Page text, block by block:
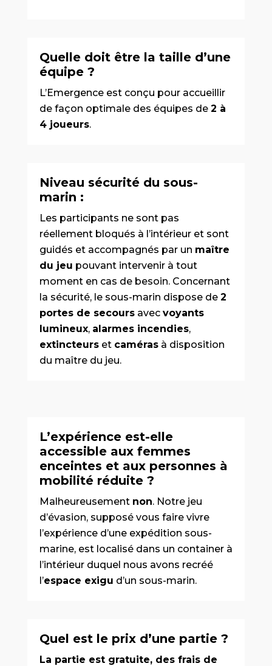
Quelle doit être la taille d’une
équipe ?
L’Emergence est conçu pour accueillir
de façon optimale des équipes de 2 à
4 joueurs.
Niveau sécurité du sous-
marin :
Les participants ne sont pas
réellement bloqués à l’intérieur et sont
guidés et accompagnés par un maître
du jeu pouvant intervenir à tout
moment en cas de besoin. Concernant
la sécurité, le sous-marin dispose de 2
portes de secoursavec voyants
lumineux, alarmes incendies,
extincteurset camérasà disposition
du maître du jeu.
L’expérience est-elle
accessible aux femmes
enceintes et aux personnes à
mobilité réduite ?
Malheureusement non. Notre jeu
d’évasion, supposé vous faire vivre
l’expérience d’une expédition sous-
marine, est localisé dans un container à
l’intérieur duquel nous avons recréé
l’espace exigu d’un sous-marin.
Quel est le prix d’une partie ?
La partie est gratuite, des frais de